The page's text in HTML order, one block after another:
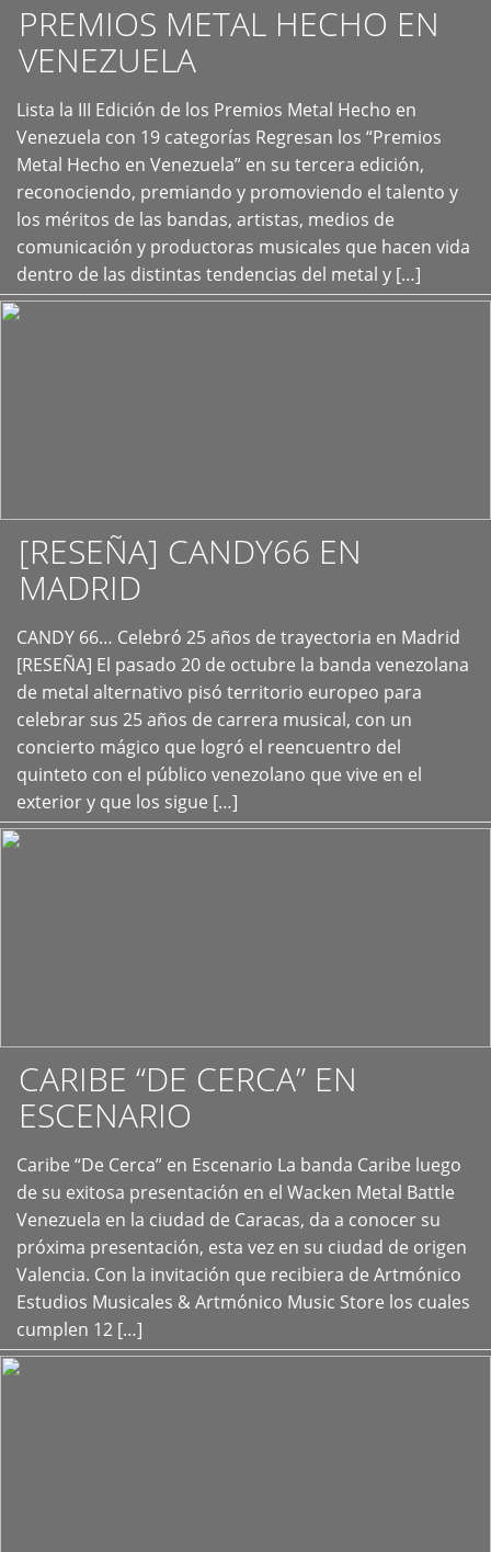
PREMIOS METAL HECHO EN
VENEZUELA
Lista la III Edición de los Premios Metal Hecho en
Venezuela con 19 categorías Regresan los “Premios
Metal Hecho en Venezuela” en su tercera edición,
reconociendo, premiando y promoviendo el talento y
los méritos de las bandas, artistas, medios de
comunicación y productoras musicales que hacen vida
dentro de las distintas tendencias del metal y […]
+
[RESEÑA] CANDY66 EN
MADRID
CANDY 66… Celebró 25 años de trayectoria en Madrid
[RESEÑA] El pasado 20 de octubre la banda venezolana
de metal alternativo pisó territorio europeo para
celebrar sus 25 años de carrera musical, con un
concierto mágico que logró el reencuentro del
quinteto con el público venezolano que vive en el
exterior y que los sigue […]
+
CARIBE “DE CERCA” EN
ESCENARIO
Caribe “De Cerca” en Escenario La banda Caribe luego
de su exitosa presentación en el Wacken Metal Battle
Venezuela en la ciudad de Caracas, da a conocer su
próxima presentación, esta vez en su ciudad de origen
Valencia. Con la invitación que recibiera de Artmónico
Estudios Musicales & Artmónico Music Store los cuales
cumplen 12 […]
+